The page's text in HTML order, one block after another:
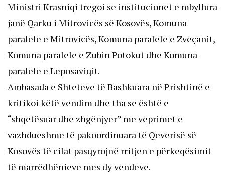
Ministri Krasniqi tregoi se institucionet e mbyllura
janë Qarku i Mitrovicës së Kosovës, Komuna
paralele e Mitrovicës, Komuna paralele e Zveçanit,
Komuna paralele e Zubin Potokut dhe Komuna
paralele e Leposaviqit.
Ambasada e Shteteve të Bashkuara në Prishtinë e
kritikoi këtë vendim dhe tha se është e
“shqetësuar dhe zhgënjyer” me veprimet e
vazhdueshme të pakoordinuara të Qeverisë së
Kosovës të cilat pasqyrojnë rritjen e përkeqësimit
të marrëdhënieve mes dy vendeve.